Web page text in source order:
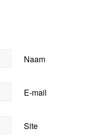
Naam
E-mail
Site